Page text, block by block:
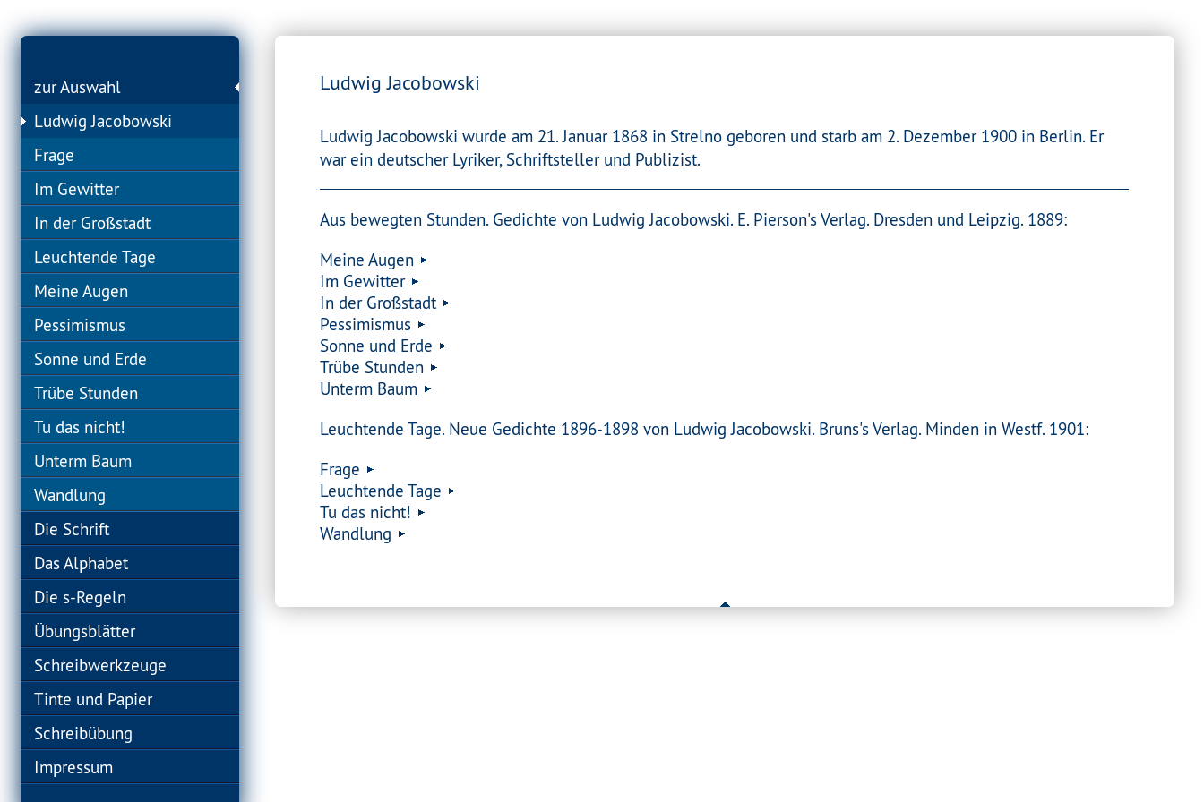
zur Auswahl
Ludwig Jacobowski
Frage
Im Gewitter
In der Großstadt
Leuchtende Tage
Meine Augen
Pessimismus
Sonne und Erde
Trübe Stunden
Tu das nicht!
Unterm Baum
Wandlung
Die Schrift
Das Alphabet
Die s-Regeln
Übungsblätter
Schreibwerkzeuge
Tinte und Papier
Schreibübung
Impressum
Ludwig Jacobowski
Ludwig Jacobowski wurde am 21. Januar 1868 in Strelno geboren und starb am 2. Dezember 1900 in Berlin. Er
war ein deutscher Lyriker, Schriftsteller und Publizist.
Aus bewegten Stunden. Gedichte von Ludwig Jacobowski. E. Pierson's Verlag. Dresden und Leipzig. 1889:
Meine Augen
Im Gewitter
In der Großstadt
Pessimismus
Sonne und Erde
Trübe Stunden
Unterm Baum
Leuchtende Tage. Neue Gedichte 1896-1898 von Ludwig Jacobowski. Bruns's Verlag. Minden in Westf. 1901:
Frage
Leuchtende Tage
Tu das nicht!
Wandlung